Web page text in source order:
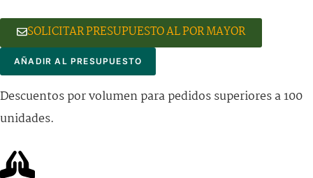
SOLICITAR PRESUPUESTO AL POR MAYOR
AÑADIR AL PRESUPUESTO
Descuentos por volumen para pedidos superiores a 100
unidades.